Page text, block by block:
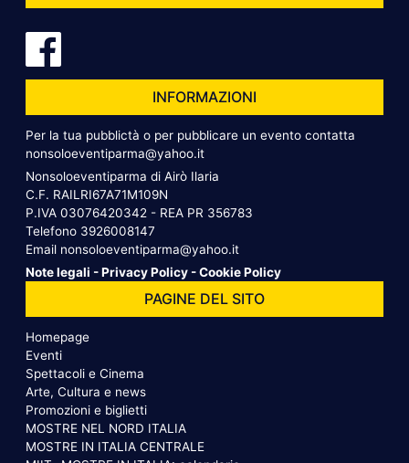
INFORMAZIONI
Per la tua pubblictà o per pubblicare un evento contatta
nonsoloeventiparma@yahoo.it
Nonsoloeventiparma di Airò Ilaria
C.F. RAILRI67A71M109N
P.IVA 03076420342 - REA PR 356783
Telefono 3926008147
Email nonsoloeventiparma@yahoo.it
Note legali -Privacy Policy -Cookie Policy
PAGINE DEL SITO
Homepage
Eventi
Spettacoli e Cinema
Arte, Cultura e news
Promozioni e biglietti
MOSTRE NEL NORD ITALIA
MOSTRE IN ITALIA CENTRALE